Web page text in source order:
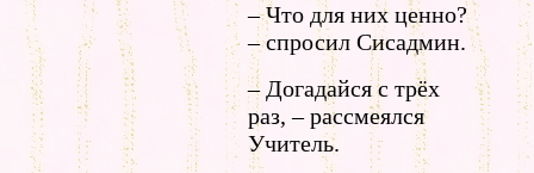
– Что для них ценно?
– спросил Сисадмин.
– Догадайся с трёх
раз, – рассмеялся
Учитель.